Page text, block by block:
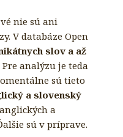
nie sú ani
V databáze Open
slov a až
Pre analýzu je teda
sú tieto
a slovenský
a
sú v príprave.